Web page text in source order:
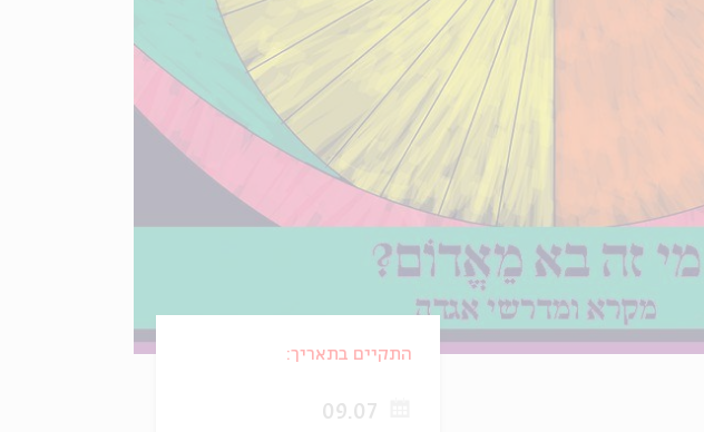
התקיים בתאריך:
09.07